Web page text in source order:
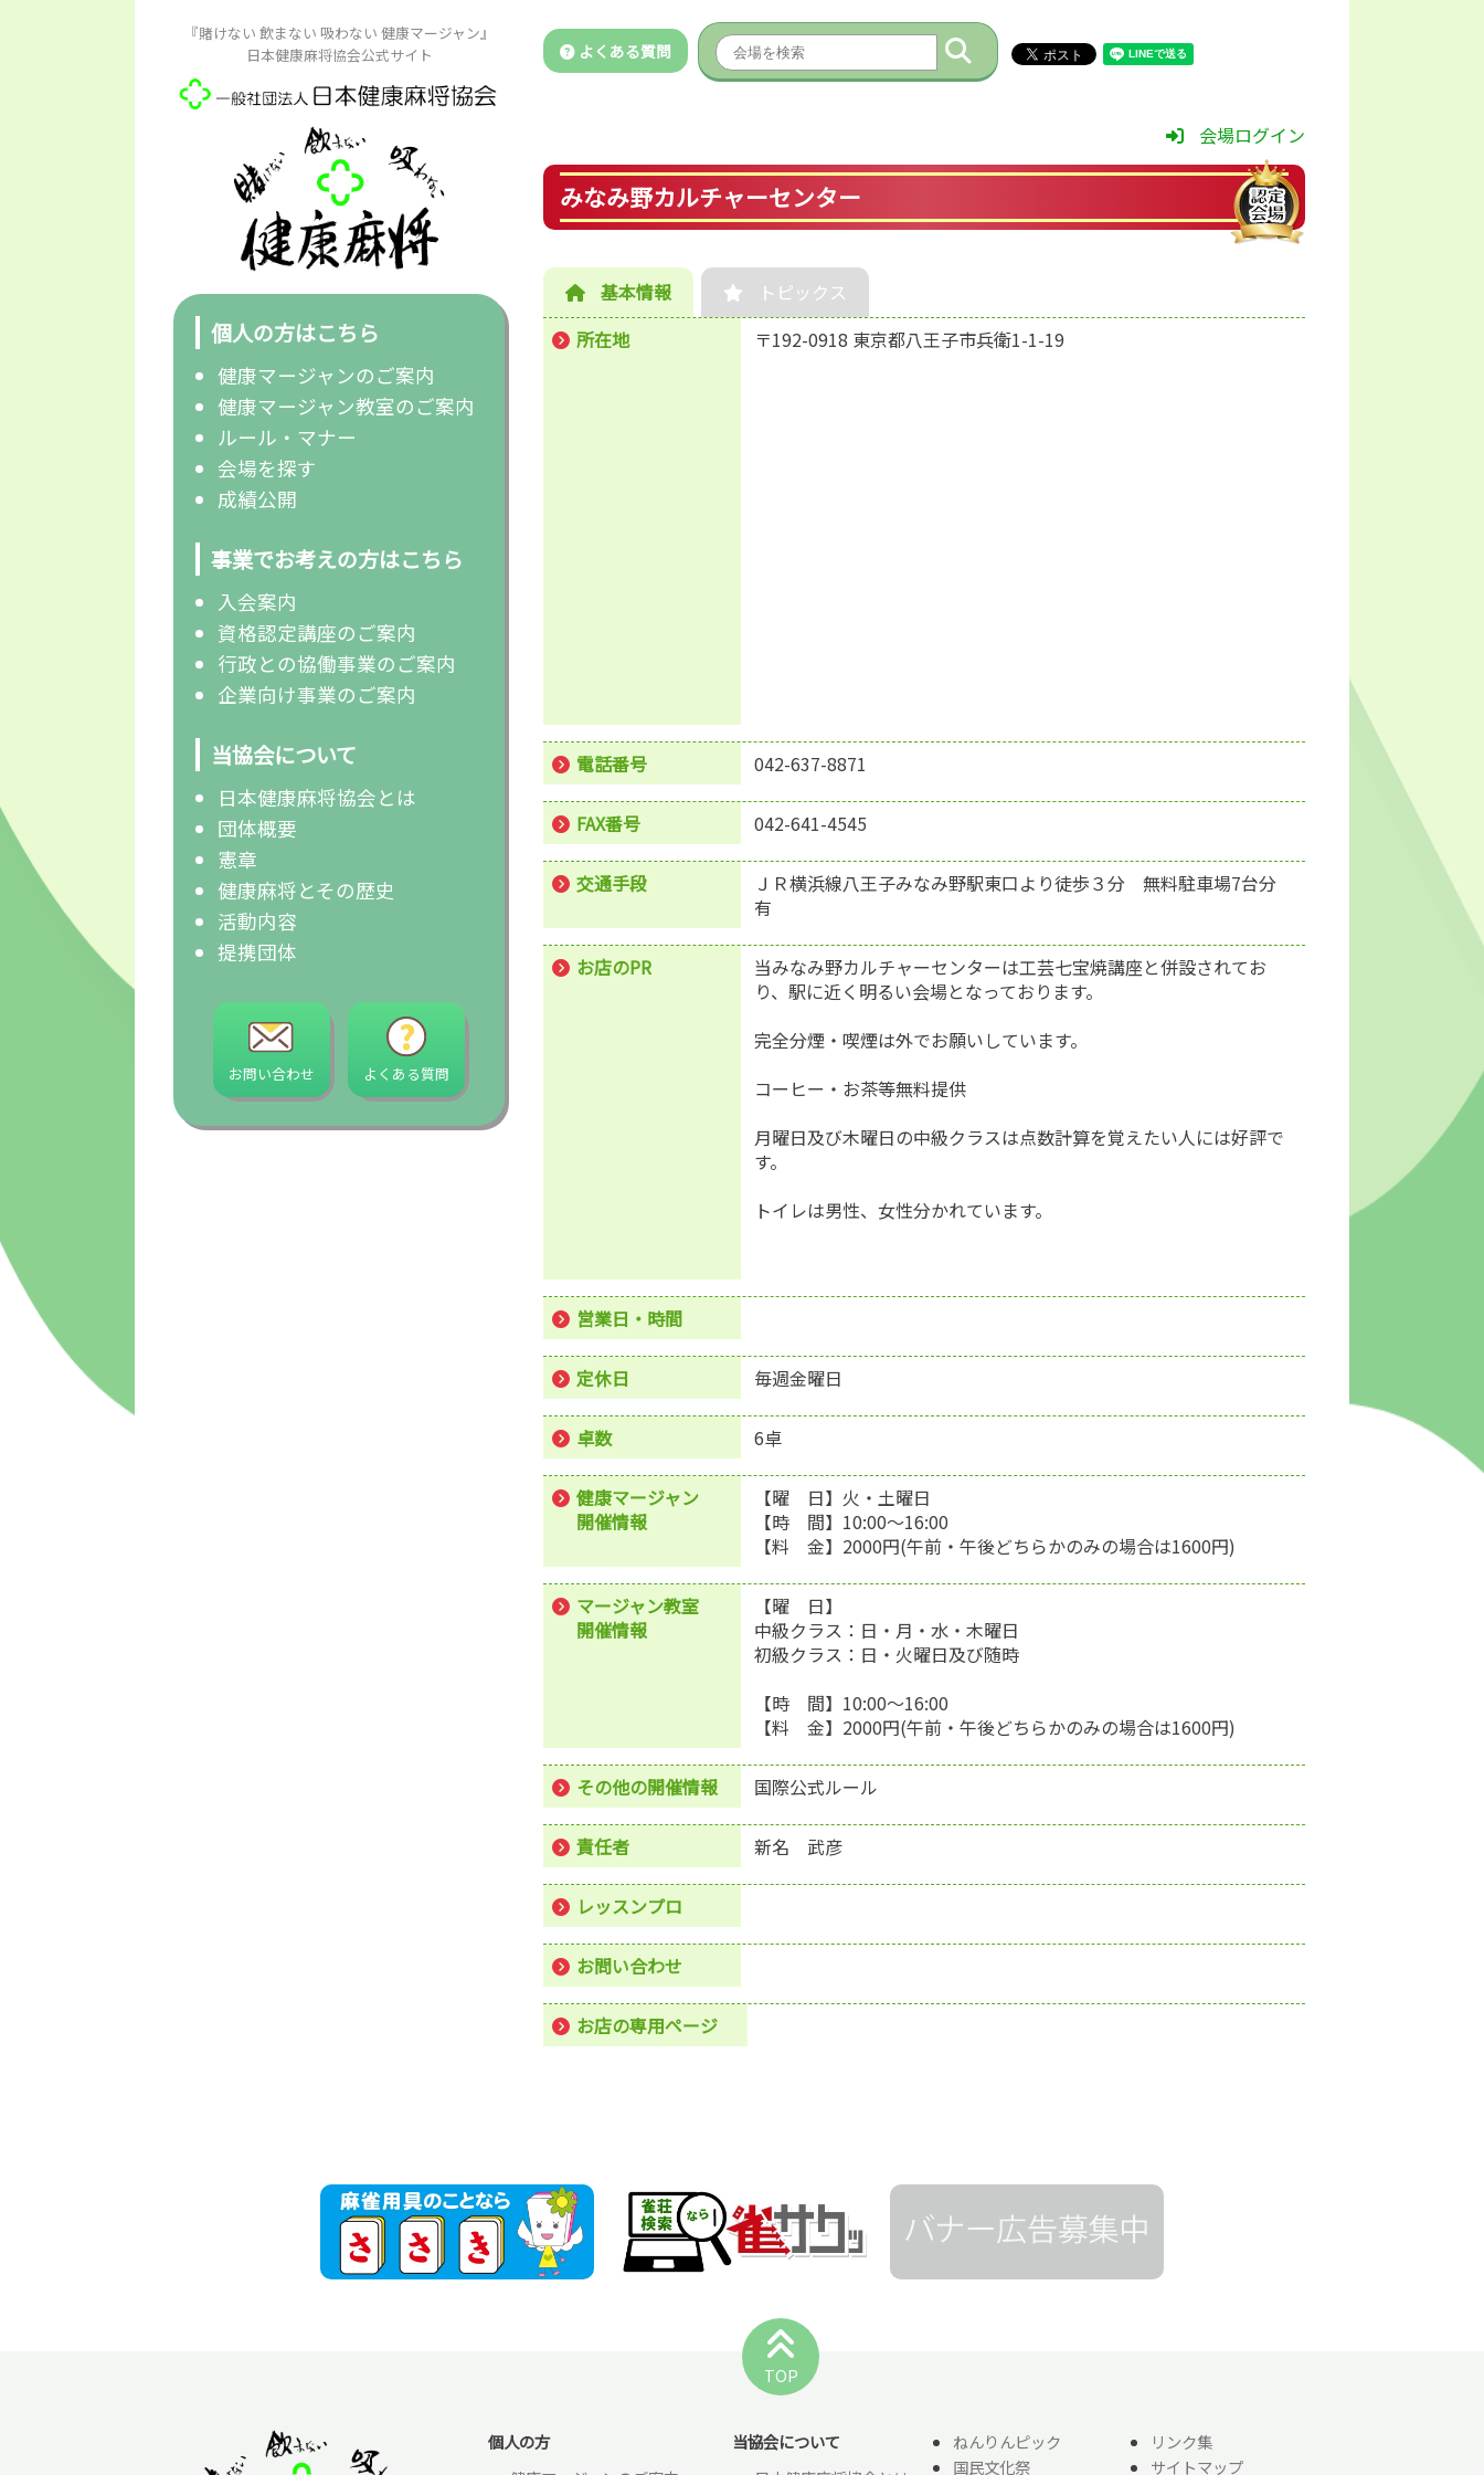
『賭けない 飲まない 吸わない 健康マージャン』
日本健康麻将協会公式サイト
個人の方はこちら
健康マージャンのご案内
健康マージャン教室のご案内
ルール・マナー
会場を探す
成績公開
事業でお考えの方はこちら
入会案内
資格認定講座のご案内
行政との協働事業のご案内
企業向け事業のご案内
当協会について
日本健康麻将協会とは
団体概要
憲章
健康麻将とその歴史
活動内容
提携団体
お問い合わせ よくある質問
よくある質問
会場ログイン
みなみ野カルチャーセンター
基本情報
トピックス
所在地
〒192-0918 東京都八王子市兵衛1-1-19
電話番号 042-637-8871
FAX番号 042-641-4545
交通手段
ＪＲ横浜線八王子みなみ野駅東口より徒歩３分 無料駐車場7台分
有
お店のPR
当みなみ野カルチャーセンターは工芸七宝焼講座と併設されてお
り、駅に近く明るい会場となっております。
完全分煙・喫煙は外でお願いしています。
コーヒー・お茶等無料提供
月曜日及び木曜日の中級クラスは点数計算を覚えたい人には好評で
す。
トイレは男性、女性分かれています。
営業日・時間
定休日 毎週金曜日
卓数 6卓
健康マージャン
開催情報
【曜 日】火・土曜日
【時 間】10:00～16:00
【料 金】2000円(午前・午後どちらかのみの場合は1600円)
マージャン教室
開催情報
【曜 日】
中級クラス：日・月・水・木曜日
初級クラス：日・火曜日及び随時
【時 間】10:00～16:00
【料 金】2000円(午前・午後どちらかのみの場合は1600円)
その他の開催情報 国際公式ルール
責任者 新名 武彦
レッスンプロ
お問い合わせ
お店の専用ページ
TOP
個人の方
当協会について
ねんりんピック
国民文化祭
リンク集
サイトマップ